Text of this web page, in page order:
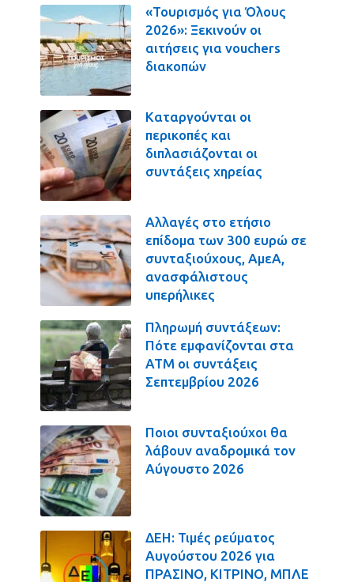
«Τουρισμός για Όλους
2026»: Ξεκινούν οι
αιτήσεις για vouchers
διακοπών
Καταργούνται οι
περικοπές και
διπλασιάζονται οι
συντάξεις χηρείας
Αλλαγές στο ετήσιο
επίδομα των 300 ευρώ σε
συνταξιούχους, ΑμεΑ,
ανασφάλιστους
υπερήλικες
Πληρωμή συντάξεων:
Πότε εμφανίζονται στα
ΑΤΜ οι συντάξεις
Σεπτεμβρίου 2026
Ποιοι συνταξιούχοι θα
λάβουν αναδρομικά τον
Αύγουστο 2026
ΔΕΗ: Τιμές ρεύματος
Αυγούστου 2026 για
ΠΡΑΣΙΝΟ, ΚΙΤΡΙΝΟ, ΜΠΛΕ